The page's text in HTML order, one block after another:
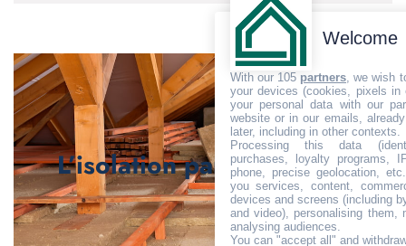
L’isolation par l’extérieur
Welcome
With our 105 partners , we wish
your devices (cookies, pixels
your personal data with our
website or in our emails,
later, including in other contexts.
Processing this data
purchases, loyalty programs,
phone, precise geolocation,
you services, content,
devices and screens (including
and video), personalising them,
analysing audiences.
You can "accept all" and